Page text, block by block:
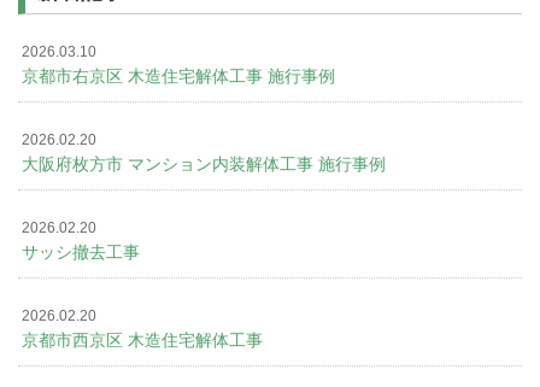
2026.03.10
京都市右京区 木造住宅解体工事 施行事例
2026.02.20
大阪府枚方市 マンション内装解体工事 施行事例
2026.02.20
サッシ撤去工事
2026.02.20
京都市西京区 木造住宅解体工事